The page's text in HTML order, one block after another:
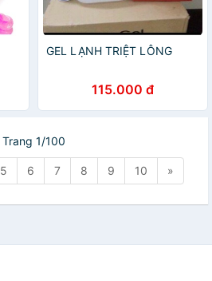
GEL LẠNH TRIỆT LÔNG
115.000 đ
Trang 1/100
5 6 7 8 9 10 »